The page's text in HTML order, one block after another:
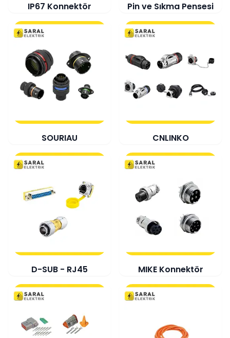
IP67 Konnektör Pin ve Sıkma Pensesi
SOURIAU CNLINKO
D-SUB - RJ45 MIKE Konnektör